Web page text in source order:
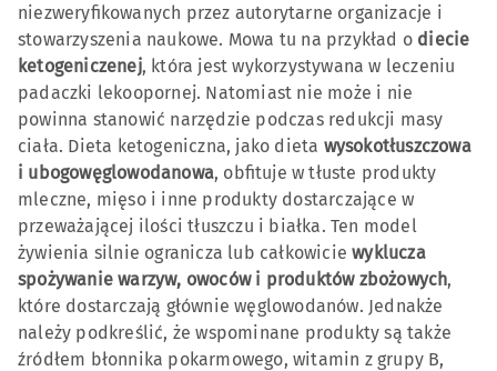
niezweryfikowanych przez autorytarne organizacje i
stowarzyszenia naukowe. Mowa tu na przykład o diecie
ketogeniczenej, która jest wykorzystywana w leczeniu
padaczki lekoopornej. Natomiast nie może i nie
powinna stanowić narzędzie podczas redukcji masy
ciała. Dieta ketogeniczna, jako dieta wysokotłuszczowa
i ubogowęglowodanowa, obfituje w tłuste produkty
mleczne, mięso i inne produkty dostarczające w
przeważającej ilości tłuszczu i białka. Ten model
żywienia silnie ogranicza lub całkowiciewyklucza
spożywanie warzyw, owoców i produktów zbożowych,
które dostarczają głównie węglowodanów. Jednakże
należy podkreślić, że wspominane produkty są także
źródłem błonnika pokarmowego, witamin z grupy B,